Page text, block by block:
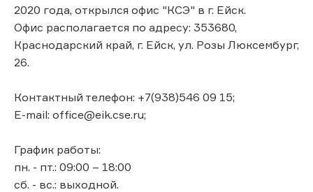
2020 года, открылся офис "КСЭ" в г. Ейск.
Офис располагается по адресу: 353680,
Краснодарский край, г. Ейск, ул. Розы Люксембург,
26.
Контактный телефон: +7(938)546 09 15;
E-mail: office@eik.cse.ru;
График работы:
пн. - пт.: 09:00 – 18:00
сб. - вс.: выходной.